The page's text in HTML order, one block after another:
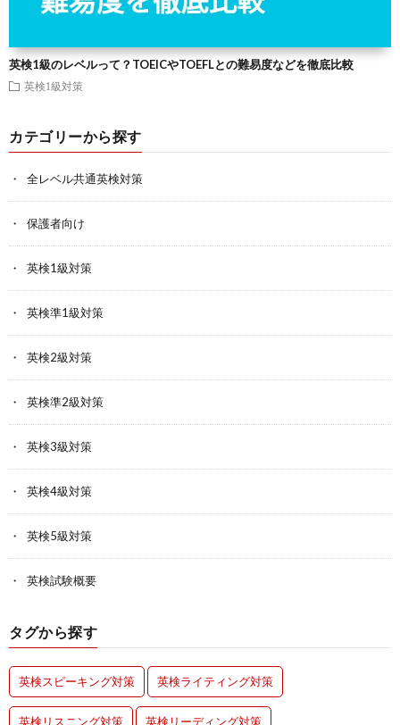
英検1級のレベルって？TOEICやTOEFLとの難易度などを徹底比較
英検1級対策
カテゴリーから探す
全レベル共通英検対策
保護者向け
英検1級対策
英検準1級対策
英検2級対策
英検準2級対策
英検3級対策
英検4級対策
英検5級対策
英検試験概要
タグから探す
英検スピーキング対策 英検ライティング対策
英検リスニング対策 英検リーディング対策